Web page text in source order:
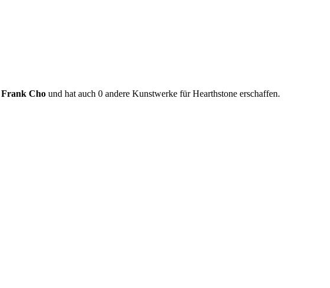
Frank Cho und hat auch 0 andere Kunstwerke für Hearthstone erschaffen.